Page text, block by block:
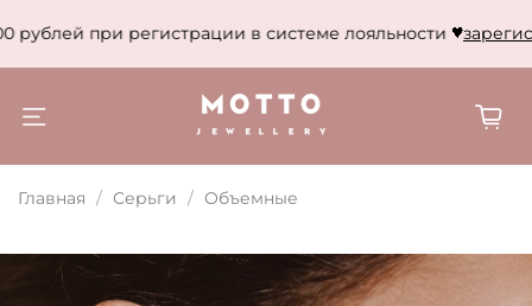
при регистрации в системе лояльности
Главная Серьги Объемные